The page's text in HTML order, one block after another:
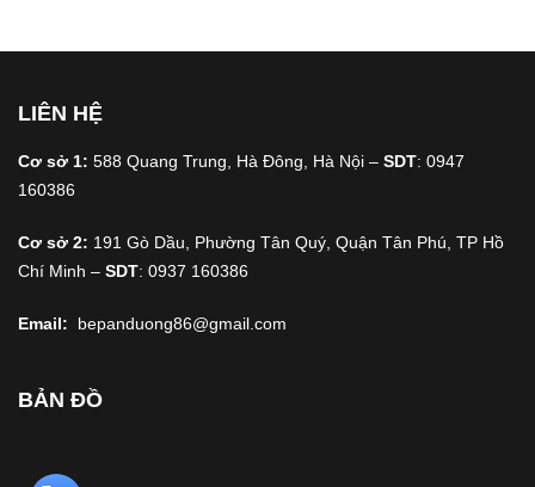
LIÊN HỆ
Cơ sở 1: 588 Quang Trung, Hà Đông, Hà Nội – SDT: 0947
160386
Cơ sở 2: 191 Gò Dầu, Phường Tân Quý, Quận Tân Phú, TP Hồ
Chí Minh – SDT: 0937 160386
Email: bepanduong86@gmail.com
BẢN ĐỒ